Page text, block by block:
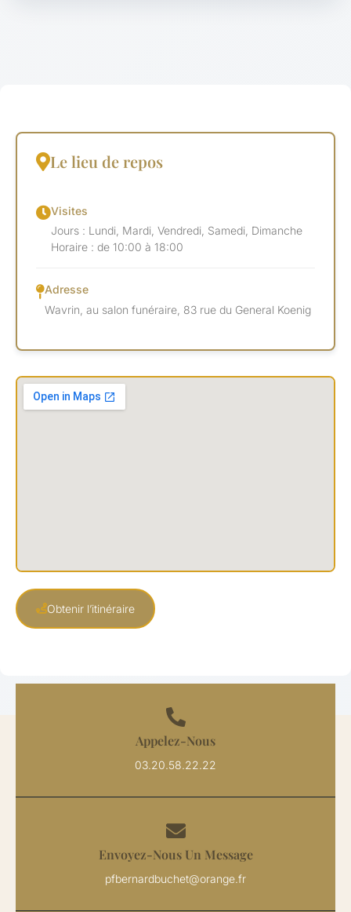
Le lieu de repos
Visites
Jours : Lundi, Mardi, Vendredi, Samedi, Dimanche
Horaire : de 10:00 à 18:00
Adresse
Wavrin, au salon funéraire, 83 rue du General Koenig
Obtenir l’itinéraire
Appelez-Nous
03.20.58.22.22
Envoyez-Nous Un Message
pfbernardbuchet@orange.fr